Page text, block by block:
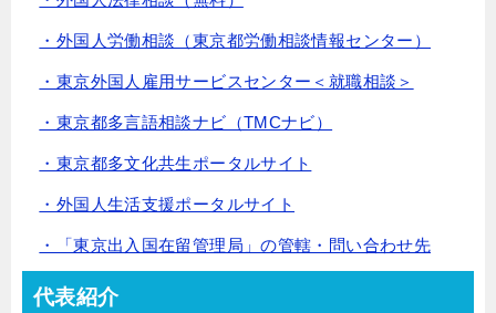
・外国人労働相談（東京都労働相談情報センター）
・東京外国人雇用サービスセンター＜就職相談＞
・東京都多言語相談ナビ（TMCナビ）
・東京都多文化共生ポータルサイト
・外国人生活支援ポータルサイト
・「東京出入国在留管理局」の管轄・問い合わせ先
代表紹介